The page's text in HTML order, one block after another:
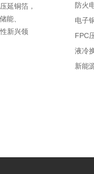
延铜箔，
能、
新兴领
防火
电子
FPC
液冷
新能